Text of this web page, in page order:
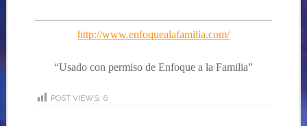
http://www.enfoquealafamilia.com/
“Usado con permiso de Enfoque a la Familia”
POST VIEWS: 6